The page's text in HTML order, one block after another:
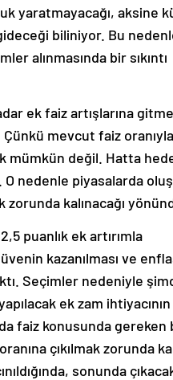
yaratmayacağı, aksine
biliniyor. Bu
alınmasında bir sıkıntı
ek faiz artışlarına
mevcut faiz
mümkün değil. Hatta
O nedenle piyasalarda
kalınacağı
puanlık ek artırımla
kazanılması ve
Seçimler nedeniyle
ek zam
faiz konusunda gereken
çıkılmak zorunda
sonunda